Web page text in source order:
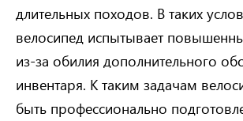
длительных походов. В таких
велосипед испытывает
из-за обилия дополнительного
инвентаря. К таким задачам
быть профессионально